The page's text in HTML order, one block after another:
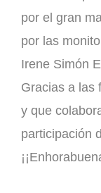
por el gran
por las
Irene Simón
Gracias a las
y que
participación